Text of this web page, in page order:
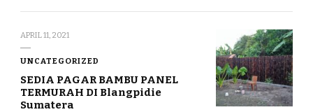
APRIL 11, 2021
UNCATEGORIZED
SEDIA PAGAR BAMBU PANEL
TERMURAH DI Blangpidie
Sumatera